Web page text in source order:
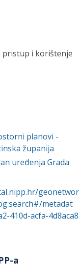
pristup i korištenje
planovi -
županija
uređenja Grada
geonetwor
metadat
410d-acfa-4d8aca8
a